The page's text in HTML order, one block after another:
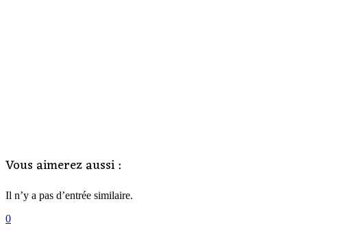
Vous aimerez aussi :
Il n’y a pas d’entrée similaire.
0